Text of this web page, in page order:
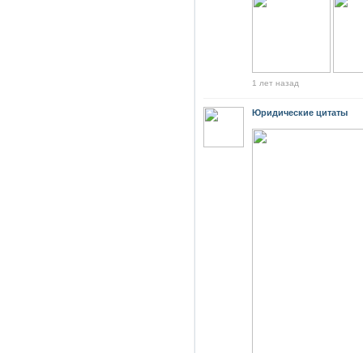
1 лет назад
Юридические цитаты